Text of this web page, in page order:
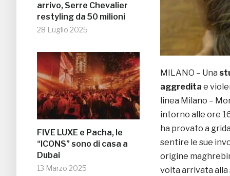
arrivo, Serre Chevalier
restyling da 50 milioni
28 Luglio 2025
FIVE LUXE e Pacha, le
“ICONS” sono di casa a
Dubai
13 Marzo 2025
MILANO – Una
aggredita e
linea Milano –
intorno alle ore
ha provato a
sentire le sue
origine
volta arrivata alla